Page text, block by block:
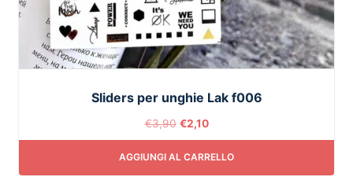
Sliders per unghie Lak f006
€3,90 €2,10
AGGIUNGI AL CARRELLO